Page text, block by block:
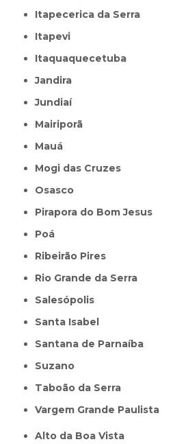
Itapecerica da Serra
Itapevi
Itaquaquecetuba
Jandira
Jundiaí
Mairiporã
Mauá
Mogi das Cruzes
Osasco
Pirapora do Bom Jesus
Poá
Ribeirão Pires
Rio Grande da Serra
Salesópolis
Santa Isabel
Santana de Parnaíba
Suzano
Taboão da Serra
Vargem Grande Paulista
Alto da Boa Vista